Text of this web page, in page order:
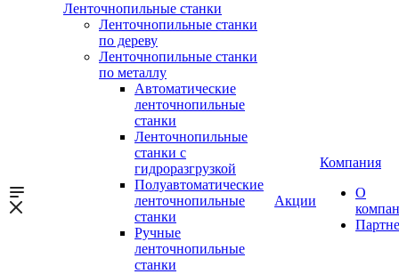
Ленточнопильные станки
Ленточнопильные станки
по дереву
Ленточнопильные станки
по металлу
Автоматические
ленточнопильные
станки
Ленточнопильные
станки с
гидроразгрузкой
Полуавтоматические
ленточнопильные
станки
Ручные
ленточнопильные
станки
Акции
Компания
О